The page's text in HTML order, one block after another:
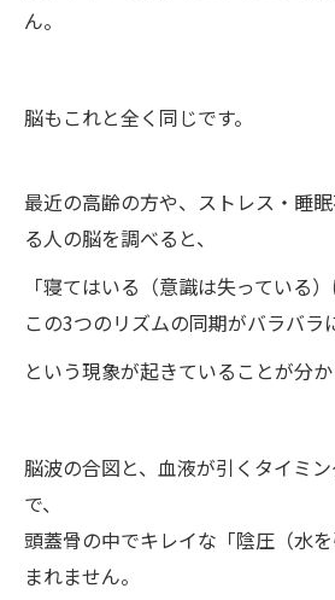
ん。
脳もこれと全く同じです。
最近の高齢の方や、ストレス・睡
る人の脳を調べると、
「寝てはいる（意識は失っている）
この3つのリズムの同期がバラバラ
という現象が起きていることが分か
脳波の合図と、血液が引くタイミ
で、
頭蓋骨の中でキレイな「陰圧（水
まれません。